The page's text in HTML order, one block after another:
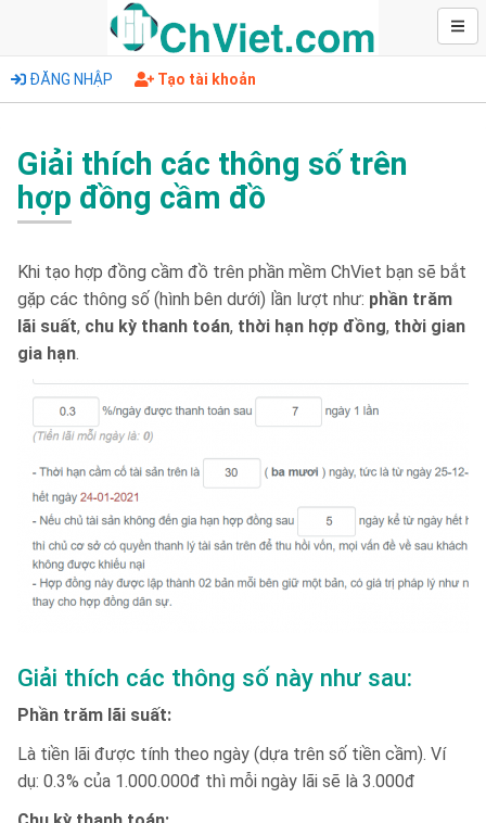
ĐĂNG NHẬP Tạo tài khoản
Giải thích các thông số trên
hợp đồng cầm đồ
Khi tạo hợp đồng cầm đồ trên phần mềm ChViet bạn sẽ bắt
gặp các thông số (hình bên dưới) lần lượt như: phần trăm
lãi suất, chu kỳ thanh toán, thời hạn hợp đồng, thời gian
gia hạn.
Giải thích các thông số này như sau:
Phần trăm lãi suất:
Là tiền lãi được tính theo ngày (dựa trên số tiền cầm). Ví
dụ: 0.3% của 1.000.000đ thì mỗi ngày lãi sẽ là 3.000đ